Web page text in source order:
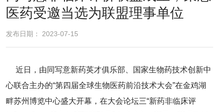
医药受邀当选为联盟理事单位
发布日期： 2023-07-15
近日，由同写意新药英才俱乐部、国家生物药技术创新中
心联合主办的“第四届全球生物医药前沿技术大会”在金鸡湖
畔苏州博览中心盛大开幕，在大会论坛三“新药非临床评